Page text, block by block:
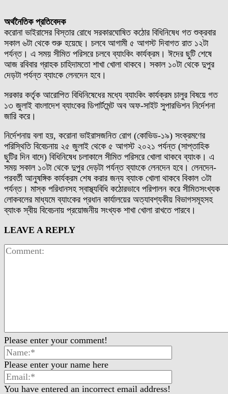
অর্থনৈতিক প্রতিবেদক
করোনা ভাইরাসের বিস্তার রোধে সরকারঘোষিত কঠোর বিধিনিষেধ গত শুক্রবার
সকাল ৬টা থেকে শুরু হয়েছে। চলবে আগামী ৫ আগস্ট দিবাগত রাত ১২টা
পর্যন্ত। এ সময় সীমিত পরিসরে চলবে ব্যাংকিং কার্যক্রম। ঈদের ছুটি শেষে
আজ রবিবার গ্রাহক চাহিদামতো শাখা খোলা থাকবে। সকাল ১০টা থেকে দুপুর
দেড়টা পর্যন্ত ব্যাংকে লেনদেন হবে।
সরকার কর্তৃক আরোপিত বিধিনিষেধের মধ্যে ব্যাংকিং কার্যক্রম চালুর বিষয়ে গত
১৩ জুলাই বাংলাদেশ ব্যাংকের ডিপার্টমেন্ট অব অফ-সাইট সুপারভিশন নির্দেশনা
জারি করে।
নির্দেশনায় বলা হয়, করোনা ভাইরাসজনিত রোগ (কোভিড-১৯) সংক্রমণের
পরিস্থিতি বিবেচনায় ২৫ জুলাই থেকে ৫ আগস্ট ২০২১ পর্যন্ত (সাপ্তাহিক
ছুটির দিন বাদে) বিধিনিষেধ চলাকালে সীমিত পরিসরে খোলা থাকবে ব্যাংক। এ
সময় সকাল ১০টা থেকে দুপুর দেড়টা পর্যন্ত ব্যাংকে লেনদেন হবে। লেনদেন-
পরবর্তী আনুষঙ্গিক কার্যক্রম শেষ করার জন্য ব্যাংক খোলা থাকবে বিকাল ৩টা
পর্যন্ত। মাস্ক পরিধানসহ স্বাস্থ্যবিধি কঠোরভাবে পরিপালন করে সীমিতসংখ্যক
লোকবলের মাধ্যমে ব্যাংকের প্রধান কার্যালয়ের অত্যাবশ্যকীয় বিভাগসমূহসহ
ব্যাংক স্বীয় বিবেচনায় প্রয়োজনীয় সংখ্যক শাখা খোলা রাখতে পারবে।
LEAVE A REPLY
Please enter your comment!
Please enter your name here
You have entered an incorrect email address!